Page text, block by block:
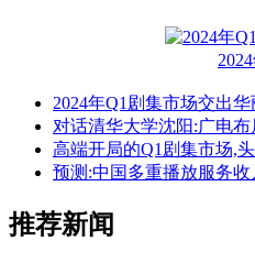
2024年Q1剧集市场交出
对话清华大学沈阳:广电
高端开局的Q1剧集市场,
预测:中国多重播放服务收
推荐新闻